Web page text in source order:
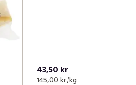
43,50 kr
145,00 kr /kg